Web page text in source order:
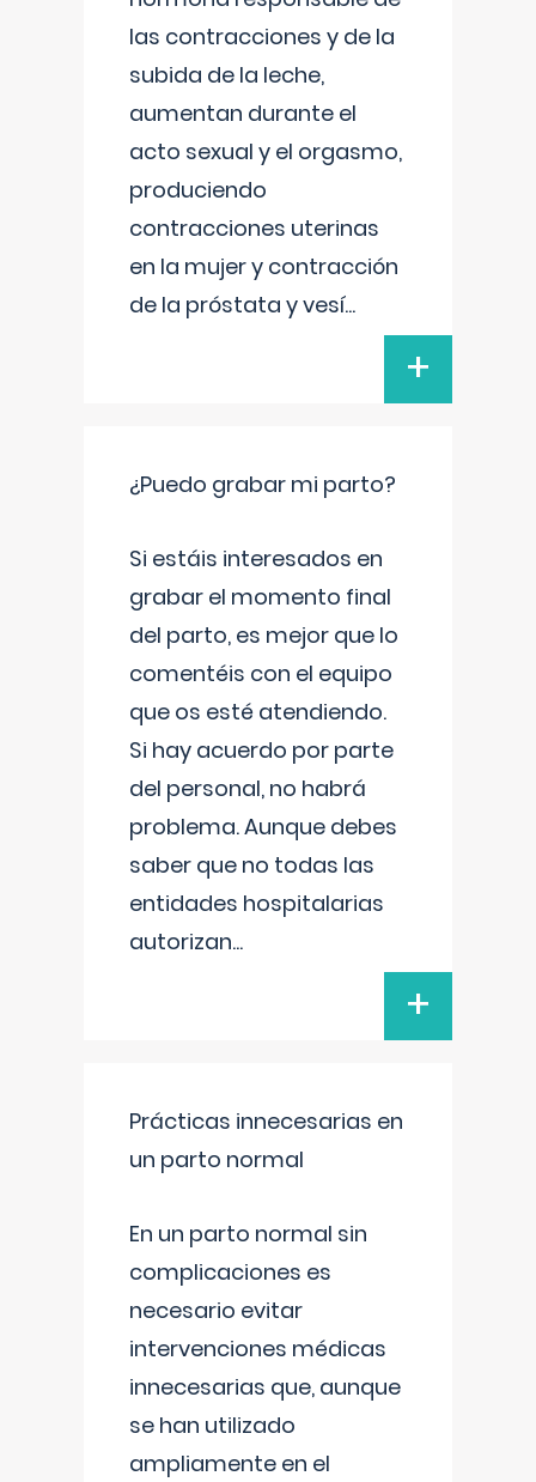
las contracciones y de la
subida de la leche,
aumentan durante el
acto sexual y el orgasmo,
produciendo
contracciones uterinas
en la mujer y contracción
de la próstata y vesí...
+
¿Puedo grabar mi parto?
Si estáis interesados en
grabar el momento final
del parto, es mejor que lo
comentéis con el equipo
que os esté atendiendo.
Si hay acuerdo por parte
del personal, no habrá
problema. Aunque debes
saber que no todas las
entidades hospitalarias
autorizan...
+
Prácticas innecesarias en
un parto normal
En un parto normal sin
complicaciones es
necesario evitar
intervenciones médicas
innecesarias que, aunque
se han utilizado
ampliamente en el